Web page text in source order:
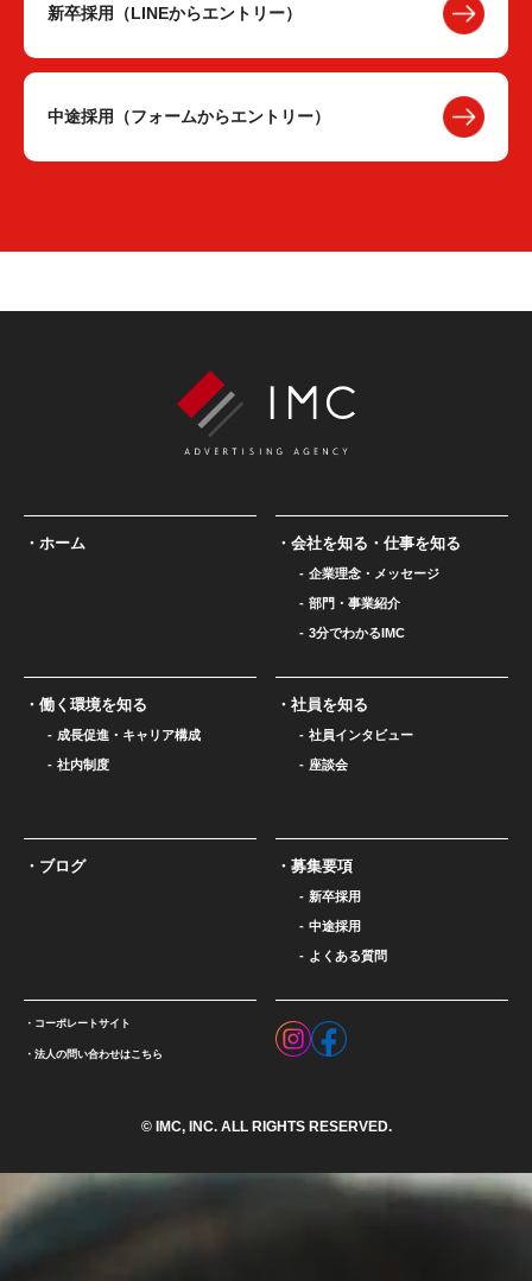
新卒採用（LINEからエントリー）
中途採用（フォームからエントリー）
ホーム 会社を知る・仕事を知る
企業理念・メッセージ
部門・事業紹介
3分でわかるIMC
働く環境を知る
成長促進・キャリア構成
社内制度
社員を知る
社員インタビュー
座談会
ブログ 募集要項
新卒採用
中途採用
よくある質問
コーポレートサイト
法人の問い合わせはこちら
© IMC, INC. ALL RIGHTS RESERVED.